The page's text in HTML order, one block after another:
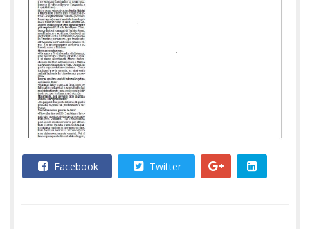
Facebook Twitter